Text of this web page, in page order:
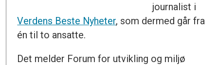
journalist i
Verdens Beste Nyheter, som dermed går fra
én til to ansatte.
Det melder Forum for utvikling og miljø